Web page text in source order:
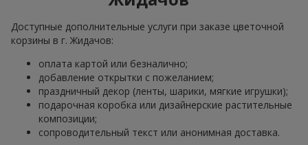
Доступные дополнительные услуги при заказе цветочной
корзины в г. Жидачов:
оплата картой или безналично;
добавление открытки с пожеланием;
праздничный декор (ленты, шарики, мягкие игрушки);
подарочная коробка или дизайнерские растительные
композиции;
сопроводительный текст или анонимная доставка.